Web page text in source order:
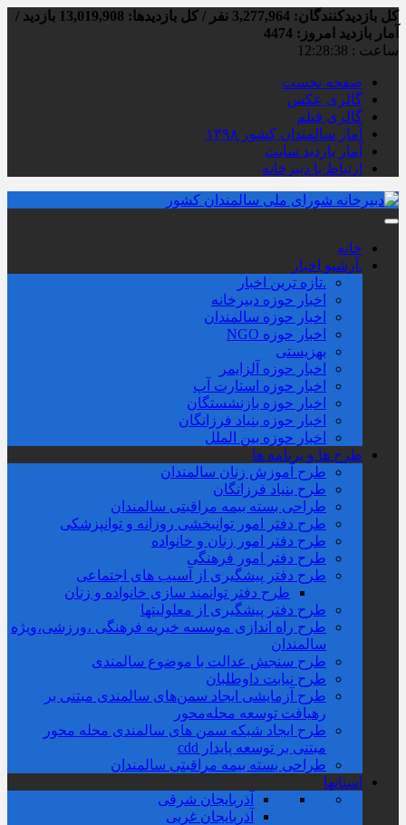
کل بازدیدکنند‌گان: 3,277,964 نفر / کل بازدیدها: 13,019,908 بازدید /
آمار بازدید امروز: 4474
ساعت : 12:28:38
صفحه نخست
گالری عکس
گالری فیلم
آمار سالمندان کشور ۱۳۹۸
آمار بازدید سایت
ارتباط با دبیرخانه
خانه
.آرشیو اخبار
.تازه ترین اخبار
اخبار حوزه دبیرخانه
اخبار حوزه سالمندان
اخبار حوزه NGO
بهزیستی
اخبار حوزه آلزايمر
اخبار حوزه استارت آپ
اخبار حوزه بازنشستگان
اخبار حوزه بنیاد فرزانگان
اخبار حوزه بین الملل
طرح ها و برنامه ها
طرح آموزش زنان سالمندان
طرح بنیاد فرزانگان
طراحی بسته بیمه مراقبتی سالمندان
طرح دفتر امور توانبخشی روزانه و توانپزشکی
طرح دفتر امور زنان و خانواده
طرح دفتر امور فرهنگی
طرح دفتر پیشگیری از آسیب های اجتماعی
طرح دفتر توانمند سازی خانواده و زنان
طرح دفتر پیشگیری از معلولیتها
طرح راه اندازی موسسه خیریه فرهنگی ،ورزشی،ویژه
سالمندان
طرح سنجش عدالت با موضوع سالمندی
طرح نیابت داوطلبان
طرح آزمایشی ایجاد سمن‌های سالمندی مبتنی بر
رهیافت توسعه محله‌‌محور
طرح ایجاد شبکه سمن های سالمندی محله محور
مبتنی بر توسعه پایدار cdd
طراحی بسته بیمه مراقبتی سالمندان
استانها
آذربایجان شرقی
آذربایجان غربی